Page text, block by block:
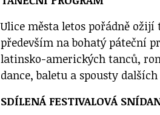
Ulice města letos pořádně
především na bohatý páteční
latinsko-amerických tanců,
dance, baletu a spousty
SDÍLENÁ FESTIVALOVÁ